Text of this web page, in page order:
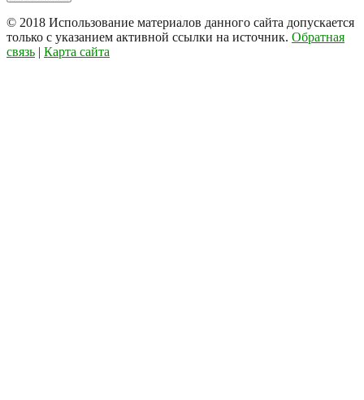
© 2018 Использование материалов данного сайта допускается
только с указанием активной ссылки на источник. Обратная
связь | Карта сайта